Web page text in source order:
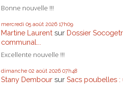
Bonne nouvelle !!!
mercredi 05 août 2026 17h09
Martine Laurent sur Dossier
communal...
Excellente nouvelle !!!
dimanche 02 août 2026 07h48
Stany Dembour sur Sacs poubelles :